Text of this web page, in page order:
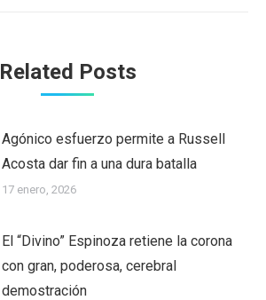
Related Posts
Agónico esfuerzo permite a Russell
Acosta dar fin a una dura batalla
17 enero, 2026
El “Divino” Espinoza retiene la corona
con gran, poderosa, cerebral
demostración